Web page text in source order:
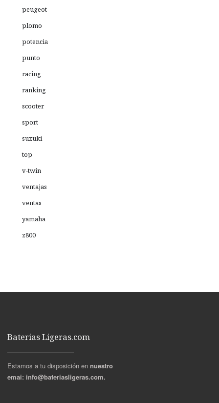
peugeot
plomo
potencia
punto
racing
ranking
scooter
sport
suzuki
top
v-twin
ventajas
ventas
yamaha
z800
Baterias Ligeras.com
Estamos a tu disposición en nuestro
emai: info@bateriasligeras.com.